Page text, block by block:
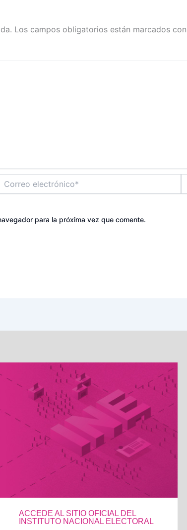
Los campos obligatorios están marcados con
para la próxima vez que comente.
ACCEDE AL SITIO OFICIAL DEL
INSTITUTO NACIONAL ELECTORAL